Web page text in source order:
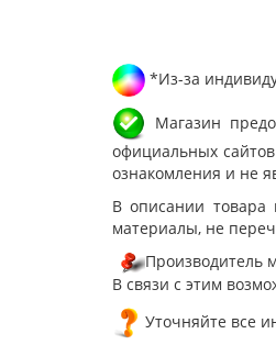
*Из-за
Магазин
официальных
ознакомления и не
В описании товара
материалы, не
Производитель
В связи с этим
Уточняйте все